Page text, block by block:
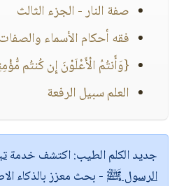
صفة النار - الجزء الثالث
فقه أحكام الأسماء والصفات
{وَأَنتُمُ الْأَعْلَوْنَ إِن كُنتُم
العلم سبيل الرفعة
جديد الكلم الطيب:اكتشف خدمة
الرسول ﷺ - بحث معزز بالذكاء